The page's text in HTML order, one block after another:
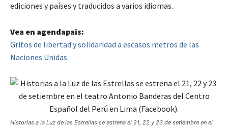
ediciones y países y traducidos a varios idiomas.
Vea en agendapais:
Gritos de libertad y solidaridad a escasos metros de las
Naciones Unidas
Historias a la Luz de las Estrellas se estrena el 21, 22 y 23 de setiembre en el